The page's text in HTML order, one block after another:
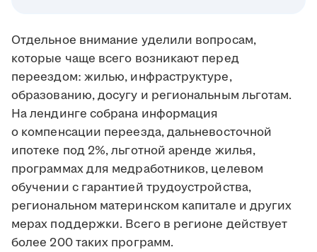
Отдельное внимание уделили вопросам,
которые чаще всего возникают перед
переездом: жилью, инфраструктуре,
образованию, досугу и региональным льготам.
На лендинге собрана информация
о компенсации переезда, дальневосточной
ипотеке под 2%, льготной аренде жилья,
программах для медработников, целевом
обучении с гарантией трудоустройства,
региональном материнском капитале и других
мерах поддержки. Всего в регионе действует
более 200 таких программ.